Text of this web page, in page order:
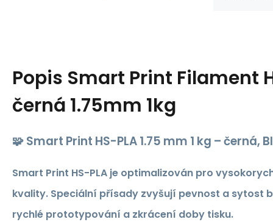
Popis Smart Print Filament
černá 1.75mm 1kg
🧩Smart Print HS-PLA 1.75 mm 1 kg – černá,
Smart Print HS-PLA je optimalizován pro
kvality. Speciální přísady zvyšují pevnost a sytost
rychlé prototypování a zkrácení doby tisku.